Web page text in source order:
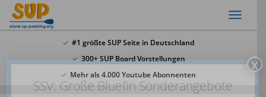
Skip
#1 größte SUP Seite in Deutschland
300+ SUP Board Vorstellungen
Mehr als 4.000 Youtube Abonnenten
SSV: Große Bluefin Sonderangebote
x